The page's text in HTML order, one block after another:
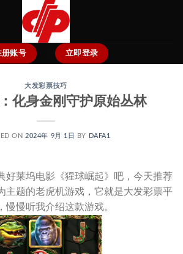
册账号 立即登录
大发彩票技巧
化身金刚守护原始丛林
ON 2024年 9月 1日 BY DAFA1
好莱坞电影《猩球崛起》吧，今天推荐
主题的老虎机游戏，它就是大发彩票平
慢慢听我介绍这款游戏。